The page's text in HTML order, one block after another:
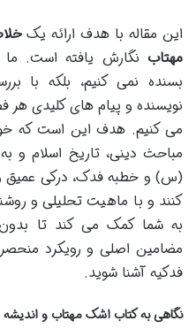
این مقاله با هدف ارائه یک
مهتاب نگارش یافته است. ما
بسنده نمی کنیم، بلکه با
نویسنده و پیام های کلیدی هر
می کنیم. هدف این است که
مباحث دینی، تاریخ اسلام و
(س) و خطبه فدک، درکی عمیق
کنند و با ماهیت تحلیلی و
به شما کمک می کند تا بدون
مضامین اصلی و رویکرد
فدکیه آشنا شوید.
نگاهی به کتاب اشک مهتاب و